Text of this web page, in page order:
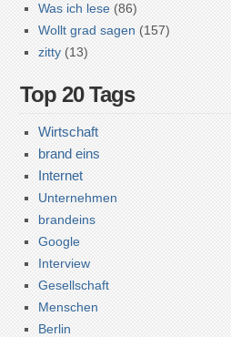
Was ich lese (86)
Wollt grad sagen (157)
zitty (13)
Top 20 Tags
Wirtschaft
brand eins
Internet
Unternehmen
brandeins
Google
Interview
Gesellschaft
Menschen
Berlin